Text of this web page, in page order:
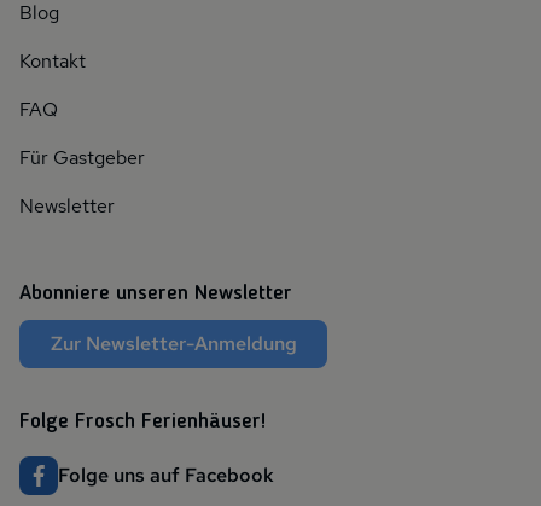
Blog
Kontakt
FAQ
Für Gastgeber
Newsletter
Abonniere unseren Newsletter
Zur Newsletter-Anmeldung
Folge Frosch Ferienhäuser!
Folge uns auf Facebook